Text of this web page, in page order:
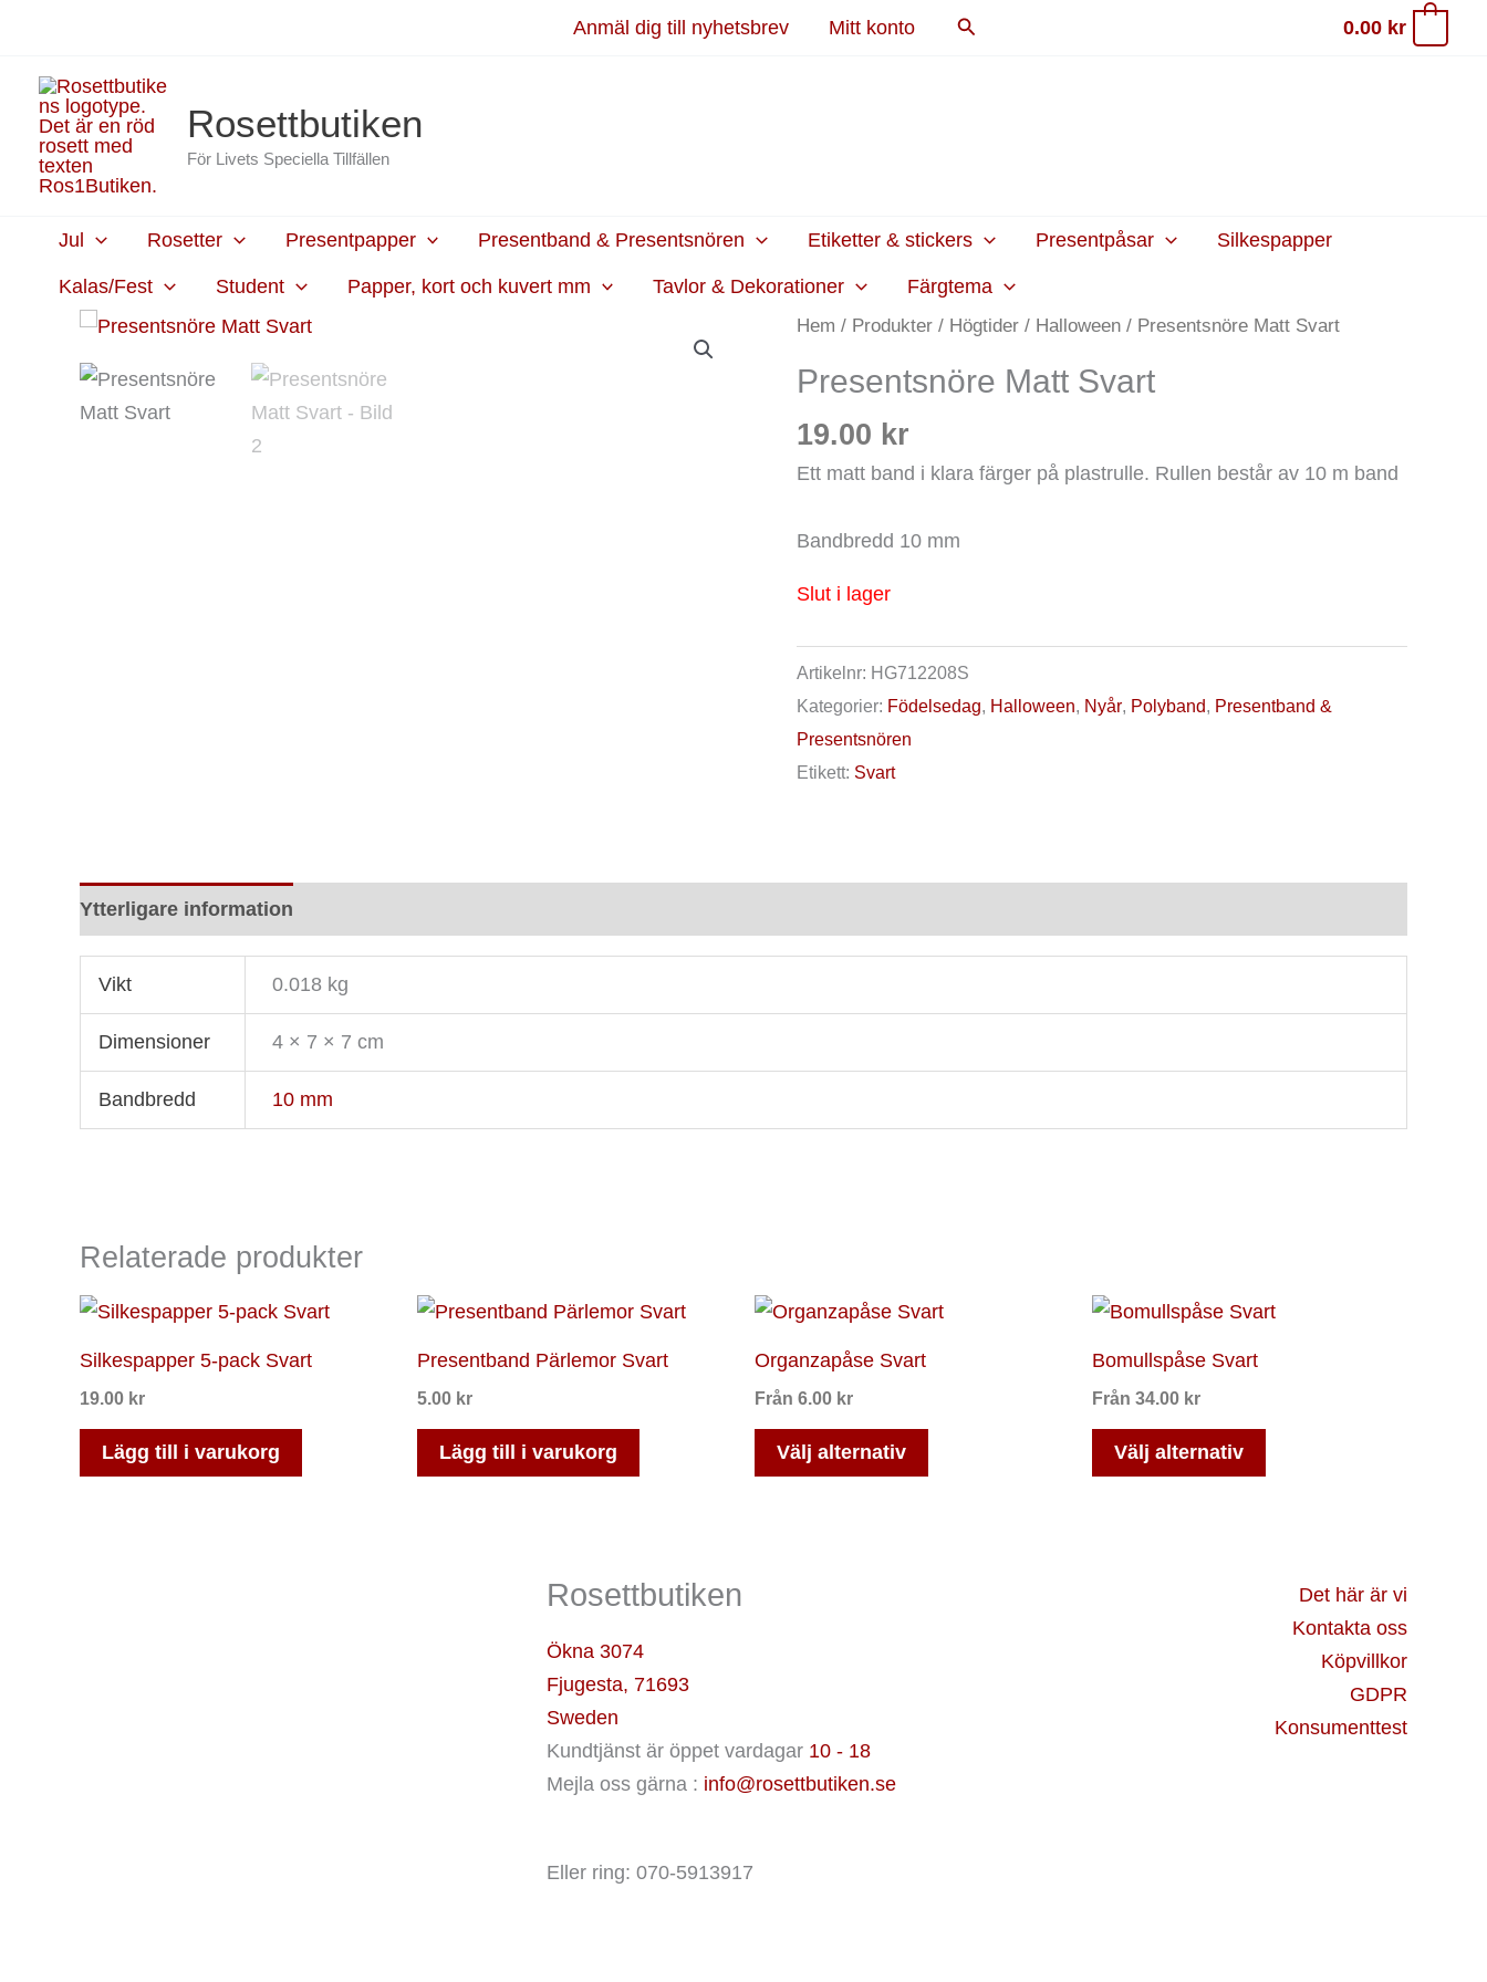
innehåll
Anmäl dig till nyhetsbrev Mitt konto Sök 0.00 kr
Rosettbutiken
För Livets Speciella Tillfällen
Jul Rosetter Presentpapper Presentband & Presentsnören Etiketter & stickers Presentpåsar Silkespapper
Kalas/Fest Student Papper, kort och kuvert mm Tavlor & Dekorationer Färgtema
Hem / Produkter / Högtider / Halloween / Presentsnöre Matt Svart
Presentsnöre Matt Svart
19.00 kr
Ett matt band i klara färger på plastrulle. Rullen består av 10 m band
Bandbredd 10 mm
Slut i lager
Artikelnr: HG712208S
Kategorier: Födelsedag, Halloween, Nyår, Polyband, Presentband &
Presentsnören
Etikett: Svart
Ytterligare information
Vikt 0.018 kg
Dimensioner 4 × 7 × 7 cm
Bandbredd 10 mm
Relaterade produkter
Silkespapper 5-pack Svart
19.00 kr
Lägg till i varukorg
Presentband Pärlemor Svart
5.00 kr
Lägg till i varukorg
Organzapåse Svart
Från 6.00 kr
Välj alternativ
Den
varianter.
Bomullspåse Svart
Från 34.00 kr
Välj alternativ
Den
varianter.
väljas
produktsidan
Rosettbutiken
Ökna 3074
Fjugesta, 71693
Sweden
Kundtjänst är öppet vardagar 10 - 18
Mejla oss gärna : info@rosettbutiken.se
Eller ring: 070-5913917
Det här är vi
Kontakta oss
Köpvillkor
GDPR
Konsumenttest